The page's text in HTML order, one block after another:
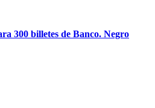
300 billetes de Banco. Negro